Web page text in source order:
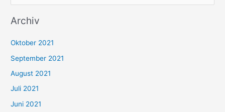
c
n
n
a
c
Archiv
Oktober 2021
September 2021
August 2021
Juli 2021
Juni 2021